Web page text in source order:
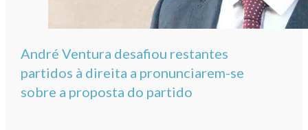
André Ventura desafiou restantes
partidos à direita a pronunciarem-se
sobre a proposta do partido